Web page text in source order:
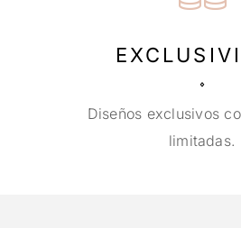
Diseños exclusivos
limitadas.